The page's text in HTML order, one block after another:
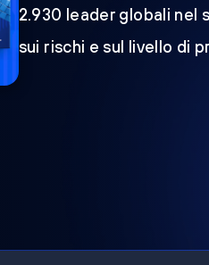
2.930 leader globali nel
sui rischi e sul livello di